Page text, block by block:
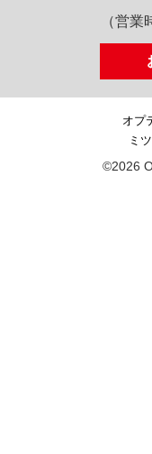
（営
オプ
ミ
©2026